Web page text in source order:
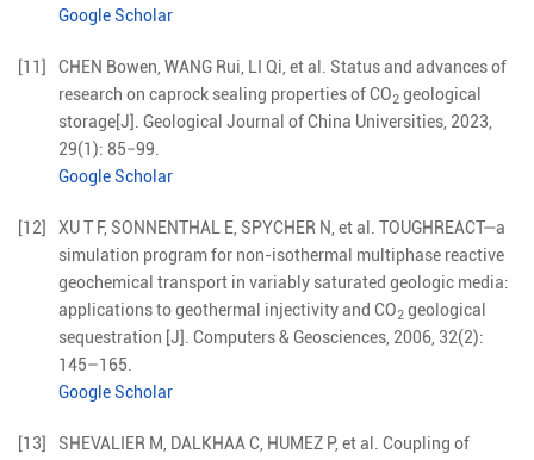
Google Scholar
[11] CHEN Bowen,WANG Rui, LI Qi,et al . Status and advances of
research on caprock sealing properties of CO2 geological
storage[J]. Geological Journal of China Universities, 2023,
29(1): 85−99.
Google Scholar
[12] XUT F, SONNENTHAL E, SPYCHER N,et al . TOUGHREACT—a
simulation program for non-isothermal multiphase reactive
geochemical transport in variably saturated geologic media:
applications to geothermal injectivity and CO2 geological
sequestration [J]. Computers & Geosciences, 2006, 32(2):
145–165.
Google Scholar
[13] SHEVALIER M, DALKHAAC, HUMEZ P,et al . Coupling of